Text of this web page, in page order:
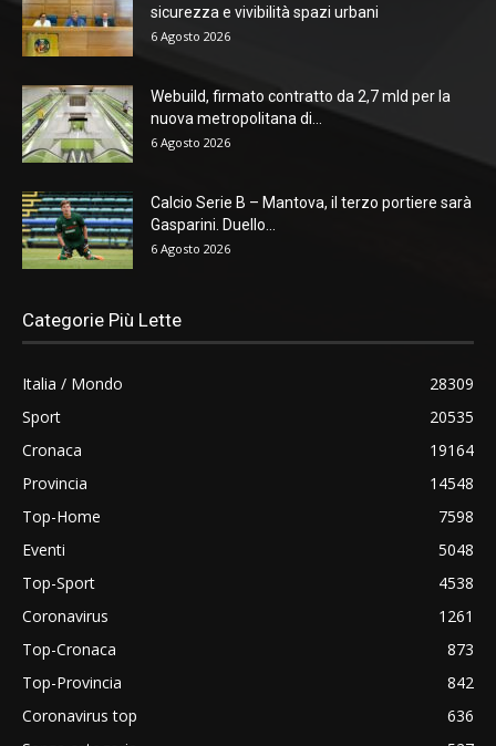
sicurezza e vivibilità spazi urbani
6 Agosto 2026
Webuild, firmato contratto da 2,7 mld per la
nuova metropolitana di...
6 Agosto 2026
Calcio Serie B – Mantova, il terzo portiere sarà
Gasparini. Duello...
6 Agosto 2026
Categorie Più Lette
Italia / Mondo
28309
Sport
20535
Cronaca
19164
Provincia
14548
Top-Home
7598
Eventi
5048
Top-Sport
4538
Coronavirus
1261
Top-Cronaca
873
Top-Provincia
842
Coronavirus top
636